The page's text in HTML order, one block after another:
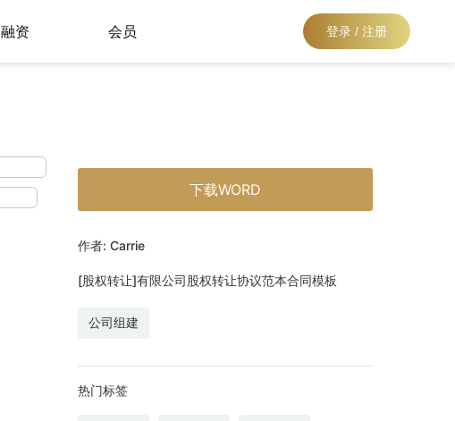
融资 会员 登录 / 注册
下载WORD
作者: Carrie
[股权转让]有限公司股权转让协议范本合同模板
公司组建
热门标签